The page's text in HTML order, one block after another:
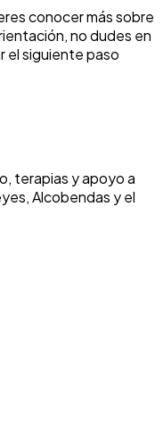
conocer más sobre
no dudes en
el siguiente paso
terapias y apoyo a
Alcobendas y el